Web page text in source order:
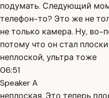
подумать. Следующий
телефон-то? Это же не
не только камера. Ну, во-
потому что он стал
неплоской, ультра тоже
06:51
Speaker A
неплоская. Это теперь